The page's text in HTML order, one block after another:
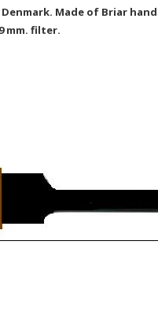
Made of Briar
mm. filter.